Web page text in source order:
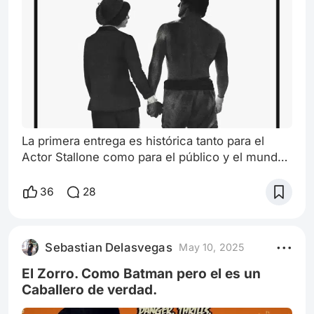
La primera entrega es histórica tanto para el
Actor Stallone como para el público y el mundo
el interprete de su propio guión y tras haber
protagonizar la pelicula más nombrada hasta la
actualidad por el sufrimiento,las dificultades y el
éxito de El Semental Italiano Roc
36 28
Sebastian Delasvegas May 10, 2025
El Zorro. Como Batman pero el es un
Caballero de verdad.